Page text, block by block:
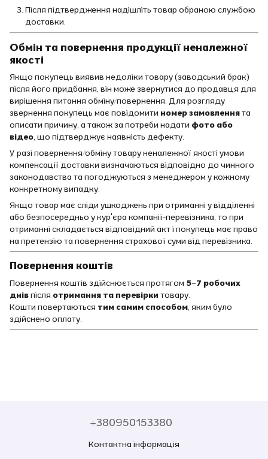
Після підтвердження надішліть товар обраною службою
доставки.
Обмін та повернення продукції неналежної
якості
Якщо покупець виявив недоліки товару (заводський брак)
після його придбання, він може звернутися до продавця для
вирішення питання обміну/повернення. Для розгляду
звернення покупець має повідомити номер замовленнята
описати причину, а також за потреби надати фото або
відео, що підтверджує наявність дефекту.
У разі повернення/обміну товару неналежної якості умови
компенсації доставки визначаються відповідно до чинного
законодавства та погоджуються з менеджером у кожному
конкретному випадку.
Якщо товар має сліди ушкоджень при отриманні у відділенні
або безпосередньо у кур'єра компанії-перевізника, то при
отриманні складається відповідний акт і покупець має право
на претензію та повернення страхової суми від перевізника.
Повернення коштів
Повернення коштів здійснюється протягом 5–7 робочих
днівпісля отримання та перевірки товару.
Кошти повертаються тим самим способом, яким було
здійснено оплату.
+380950153380
Контактна інформація